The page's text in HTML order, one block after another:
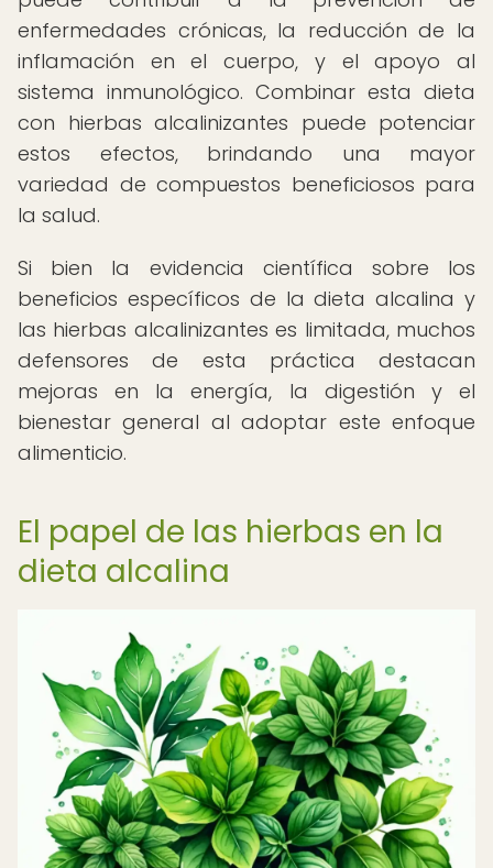
enfermedades crónicas, la reducción de la
inflamación en el cuerpo, y el apoyo al
sistema inmunológico. Combinar esta dieta
con hierbas alcalinizantes puede potenciar
estos efectos, brindando una mayor
variedad de compuestos beneficiosos para
la salud.
Si bien la evidencia científica sobre los
beneficios específicos de la dieta alcalina y
las hierbas alcalinizantes es limitada, muchos
defensores de esta práctica destacan
mejoras en la energía, la digestión y el
bienestar general al adoptar este enfoque
alimenticio.
El papel de las hierbas en la
dieta alcalina